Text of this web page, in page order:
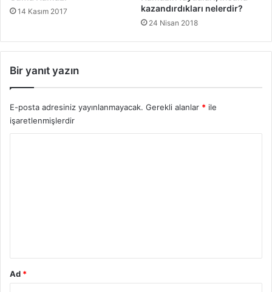
14 Kasım 2017
kazandırdıkları nelerdir?
24 Nisan 2018
Bir yanıt yazın
E-posta adresiniz yayınlanmayacak. Gerekli alanlar * ile
işaretlenmişlerdir
Ad *